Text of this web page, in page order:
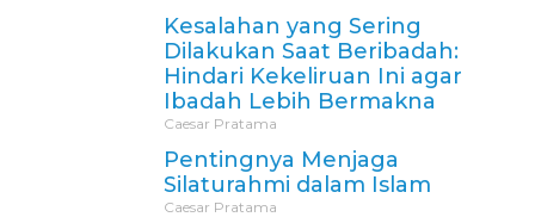
Kesalahan yang Sering
Dilakukan Saat Beribadah:
Hindari Kekeliruan Ini agar
Ibadah Lebih Bermakna
Caesar Pratama
Pentingnya Menjaga
Silaturahmi dalam Islam
Caesar Pratama